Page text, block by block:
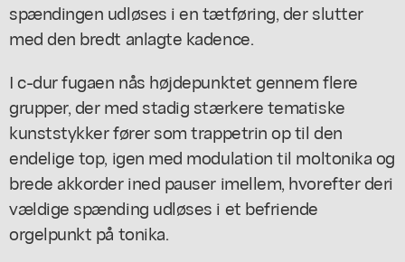
spændingen udløses i en tætføring, der slutter
med den bredt anlagte kadence.
I c-dur fugaen nås højdepunktet gennem flere
grupper, der med stadig stærkere tematiske
kunststykker fører som trappetrin op til den
endelige top, igen med modulation til moltonika og
brede akkorder ined pauser imellem, hvorefter deri
vældige spænding udløses i et befriende
orgelpunkt på tonika.